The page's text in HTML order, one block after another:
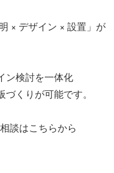
× デザイン × 設置」が
ン検討を一体化
くりが可能です。
談はこちらから